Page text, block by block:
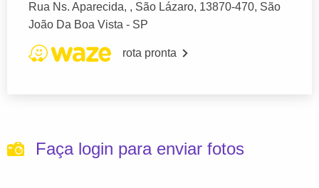
Rua Ns. Aparecida, , São Lázaro, 13870-470, São
João Da Boa Vista - SP
rota pronta
Faça login para enviar fotos